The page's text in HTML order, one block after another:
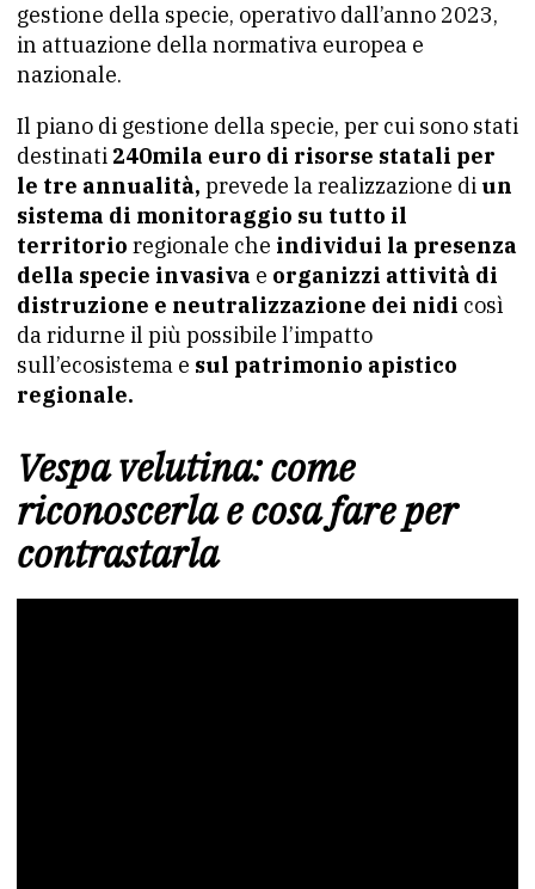
gestione della specie, operativo dall’anno 2023,
in attuazione della normativa europea e
nazionale.
Il piano di gestione della specie, per cui sono stati
destinati 240mila euro di risorse statali per
le tre annualità, prevede la realizzazione di un
sistema di monitoraggio su tutto il
territorio regionale che individui la presenza
della specie invasiva e organizzi attività di
distruzione e neutralizzazione dei nidi così
da ridurne il più possibile l’impatto
sull’ecosistema e sul patrimonio apistico
regionale.
Vespa velutina: come
riconoscerla e cosa fare per
contrastarla